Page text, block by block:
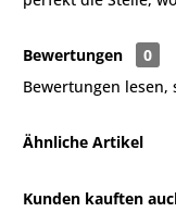
Bewertungen
0
Bewertungen
Ähnliche Artikel
Kunden kauften